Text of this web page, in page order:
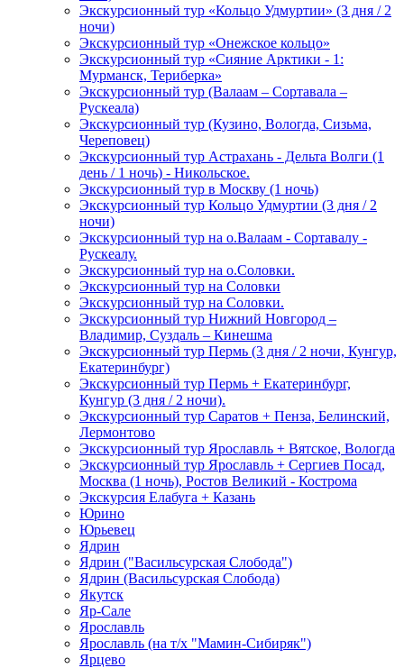
Экскурсионный тур «Кольцо Удмуртии» (3 дня / 2
ночи)
Экскурсионный тур «Онежское кольцо»
Экскурсионный тур «Сияние Арктики - 1:
Мурманск, Териберка»
Экскурсионный тур (Валаам – Сортавала –
Рускеала)
Экскурсионный тур (Кузино, Вологда, Сизьма,
Череповец)
Экскурсионный тур Астрахань - Дельта Волги (1
день / 1 ночь) - Никольское.
Экскурсионный тур в Москву (1 ночь)
Экскурсионный тур Кольцо Удмуртии (3 дня / 2
ночи)
Экскурсионный тур на о.Валаам - Сортавалу -
Рускеалу.
Экскурсионный тур на о.Соловки.
Экскурсионный тур на Соловки
Экскурсионный тур на Соловки.
Экскурсионный тур Нижний Новгород –
Владимир, Суздаль – Кинешма
Экскурсионный тур Пермь (3 дня / 2 ночи, Кунгур,
Екатеринбург)
Экскурсионный тур Пермь + Екатеринбург,
Кунгур (3 дня / 2 ночи).
Экскурсионный тур Саратов + Пенза, Белинский,
Лермонтово
Экскурсионный тур Ярославль + Вятское, Вологда
Экскурсионный тур Ярославль + Сергиев Посад,
Москва (1 ночь), Ростов Великий - Кострома
Экскурсия Елабуга + Казань
Юрино
Юрьевец
Ядрин
Ядрин ("Васильсурская Слобода")
Ядрин (Васильсурская Слобода)
Якутск
Яр-Сале
Ярославль
Ярославль (на т/х "Мамин-Сибиряк")
Ярцево